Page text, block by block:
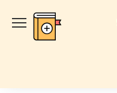
содержанию